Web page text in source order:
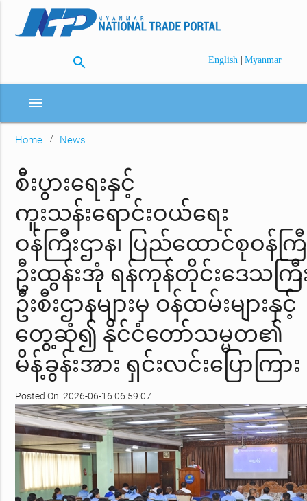
search English | Myanmar
menu
Home News
စီးပွားရေးနှင့်
ကူးသန်းရောင်းဝယ်ရေး
ဝန်ကြီးဌာန၊ ပြည်ထောင်စုဝန်ကြီ
ဦးထွန်းအုံ ရန်ကုန်တိုင်းဒေသကြီ
ဦးစီးဌာနများမှ ဝန်ထမ်းများနှင့်
တွေ့ဆုံ၍ နိုင်ငံတော်သမ္မတ၏
မိန့်ခွန်းအား ရှင်းလင်းပြောကြား
Posted On: 2026-06-16 06:59:07